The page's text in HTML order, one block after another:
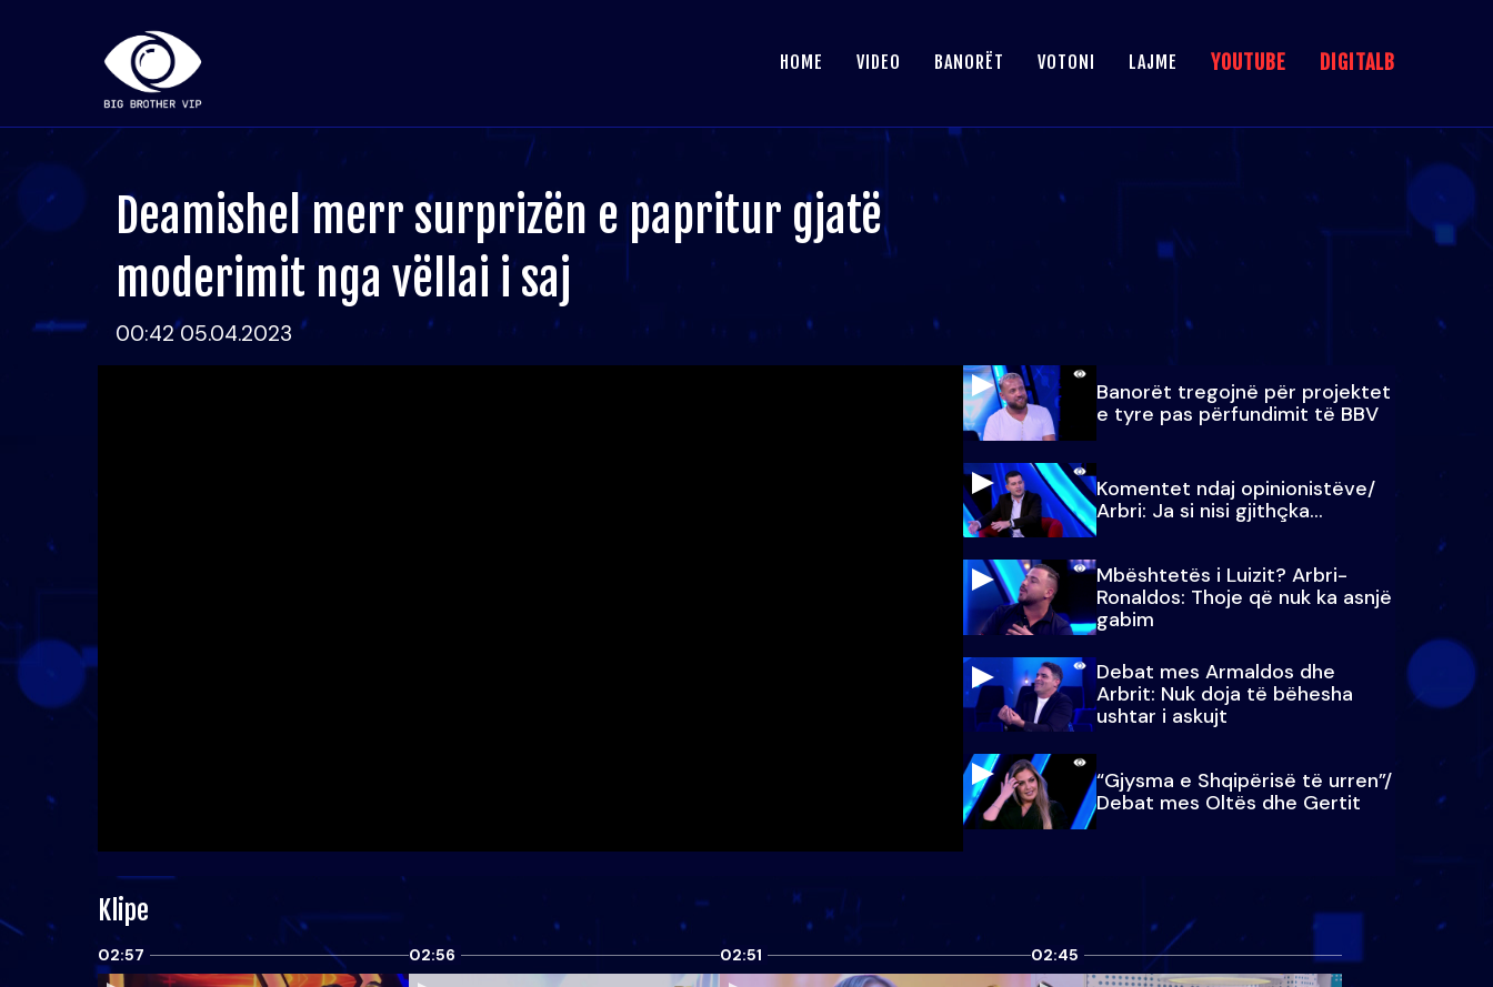
HOME VIDEO BANORËT VOTONI LAJME YOUTUBE DIGITALB
Deamishel merr surprizën e papritur gjatë
moderimit nga vëllai i saj
00:42 05.04.2023
Banorët tregojnë për projektet
e tyre pas përfundimit të BBV
Komentet ndaj opinionistëve/
Arbri: Ja si nisi gjithçka…
Mbështetës i Luizit? Arbri-
Ronaldos: Thoje që nuk ka asnjë
gabim
Debat mes Armaldos dhe
Arbrit: Nuk doja të bëhesha
ushtar i askujt
“Gjysma e Shqipërisë të urren”/
Debat mes Oltës dhe Gertit
Klipe
02:57 02:56 02:51 02:45